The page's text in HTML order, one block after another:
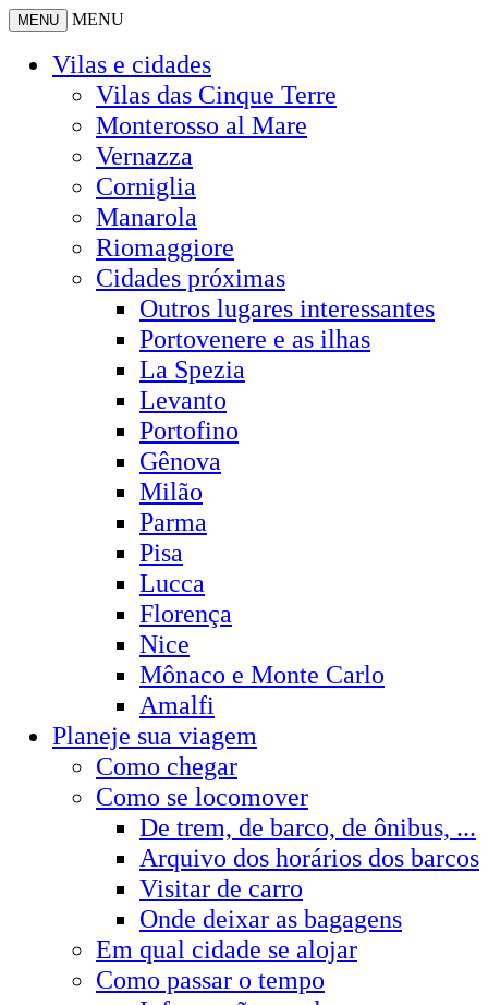
MENU MENU
Vilas e cidades
Vilas das Cinque Terre
Monterosso al Mare
Vernazza
Corniglia
Manarola
Riomaggiore
Cidades próximas
Outros lugares interessantes
Portovenere e as ilhas
La Spezia
Levanto
Portofino
Gênova
Milão
Parma
Pisa
Lucca
Florença
Nice
Mônaco e Monte Carlo
Amalfi
Planeje sua viagem
Como chegar
Como se locomover
De trem, de barco, de ônibus, ...
Arquivo dos horários dos barcos
Visitar de carro
Onde deixar as bagagens
Em qual cidade se alojar
Como passar o tempo